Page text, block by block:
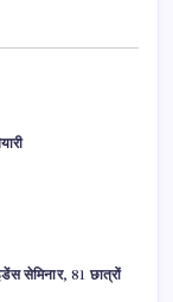
सेमिनार, 81 छात्रों